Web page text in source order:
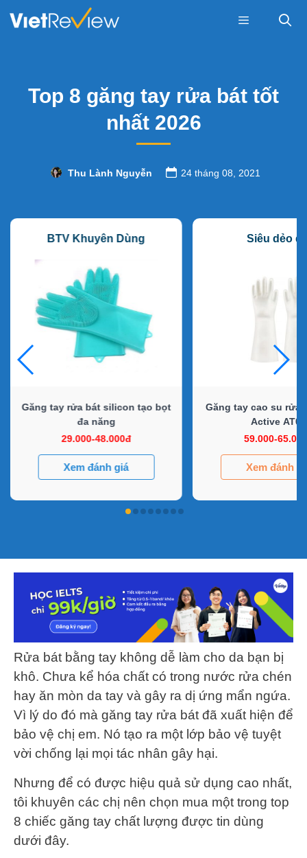
Top 8 găng tay rửa bát tốt
nhất 2026
Thu Lành Nguyễn 24 tháng 08, 2021
BTV Khuyên Dùng
Găng tay rửa bát silicon tạo bọt
đa năng
29.000-48.000đ
Xem đánh giá
Siêu dẻo
Găng tay cao su rửa
Active AT01
59.000-
Xem đánh
Rửa bát bằng tay không dễ làm cho da bạn bị
khô. Chưa kể hóa chất có trong nước rửa chén
hay ăn mòn da tay và gây ra dị ứng mẩn ngứa.
Vì lý do đó mà găng tay rửa bát đã xuất hiện để
bảo vệ chị em. Nó tạo ra một lớp bảo vệ tuyệt
vời chống lại mọi tác nhân gây hại.
Nhưng để có được hiệu quả sử dụng cao nhất,
tôi khuyên các chị nên chọn mua một trong top
8 chiếc găng tay chất lượng được tin dùng
dưới đây.